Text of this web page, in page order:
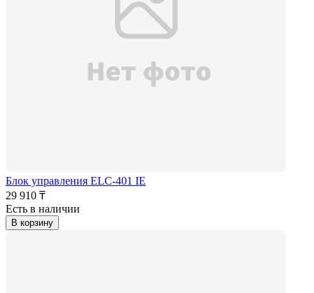
Блок управления ELC-401 IE
29 910 ₸
Есть в наличии
В корзину